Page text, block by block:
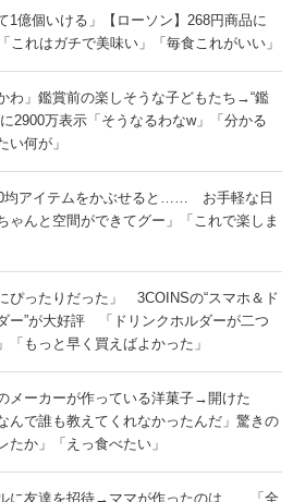
1億個いける」【ローソン】268円商品に
れはガチで美味い」「毎食これがいい」
わ」鑑賞前の楽しそうな子どもたち→“鑑
2900万表示「そうなるわなw」「分かる
い何が」
均アイテムをかぶせると…… お手軽な日
ゃんと空間ができてグー」「これで楽しま
ぴったりだった」 3COINSの“スマホ＆ド
ー”が大好評 「ドリンクホルダーが二つ
「もっと早く買えばよかった」
メーカーが作っている洋菓子→開けた
で誰も教えてくれなかったんだ」驚きの
たか」「えっ食べたい」
に友達を招待→ママが作ったのは……「全